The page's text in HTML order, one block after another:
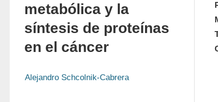
metabólica y la
síntesis de proteínas
en el cáncer
Alejandro Schcolnik-Cabrera